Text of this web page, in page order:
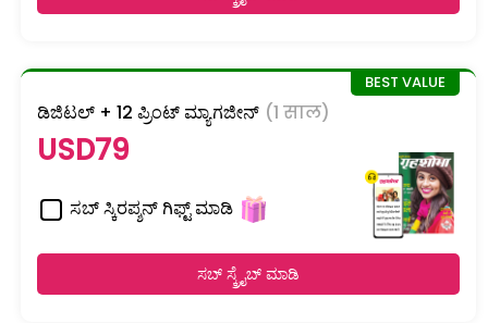
ಡಿಜಿಟಲ್ + 12 ಪ್ರಿಂಟ್ ಮ್ಯಾಗಜೀನ್ (1 साल)
USD79
ಸಬ್ ಸ್ಕಿರಪ್ಶನ್ ಗಿಫ್ಟ್ ಮಾಡಿ
ಸಬ್ ಸ್ಕ್ರೈಬ್ ಮಾಡಿ